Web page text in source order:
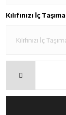
Kılıfınızı İç